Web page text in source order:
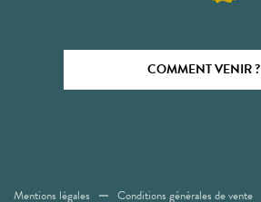
COMMENT VENIR ?
Mentions légales Conditions générales de vente